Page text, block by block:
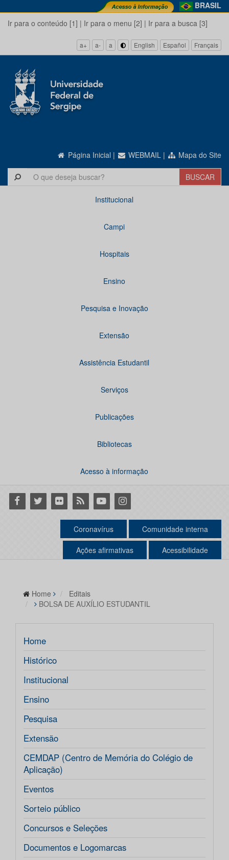
BRASIL
Ir para o conteúdo [1] | Ir para o menu [2] | Ir para a busca [3]
a+ a- a English Español Français
Página Inicial | WEBMAIL | Mapa do Site
Institucional
Campi
Hospitais
Ensino
Pesquisa e Inovação
Extensão
Assistência Estudantil
Serviços
Publicações
Bibliotecas
Acesso à informação
Facebook
Twitter Flickr RSS YoutubeInstagram
Coronavírus Comunidade interna
Ações afirmativas Acessibilidade
Home
Editais
BOLSA DE AUXÍLIO ESTUDANTIL
Home
Histórico
Institucional
Ensino
Pesquisa
Extensão
CEMDAP (Centro de Memória do Colégio de
Aplicação)
Eventos
Sorteio público
Concursos e Seleções
Documentos e Logomarcas